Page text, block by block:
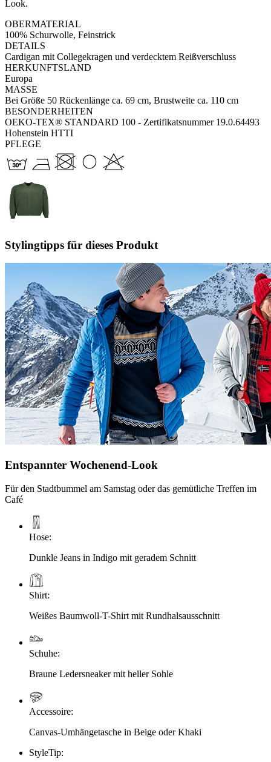
Look.
OBERMATERIAL
100% Schurwolle, Feinstrick
DETAILS
Cardigan mit Collegekragen und verdecktem Reißverschluss
HERKUNFTSLAND
Europa
MASSE
Bei Größe 50 Rückenlänge ca. 69 cm, Brustweite ca. 110 cm
BESONDERHEITEN
OEKO-TEX® STANDARD 100 - Zertifikatsnummer 19.0.64493
Hohenstein HTTI
PFLEGE
Stylingtipps für dieses Produkt
Entspannter Wochenend-Look
Für den Stadtbummel am Samstag oder das gemütliche Treffen im
Café
Hose:
Dunkle Jeans in Indigo mit geradem Schnitt
Shirt:
Weißes Baumwoll-T-Shirt mit Rundhalsausschnitt
Schuhe:
Braune Ledersneaker mit heller Sohle
Accessoire:
Canvas-Umhängetasche in Beige oder Khaki
StyleTip: